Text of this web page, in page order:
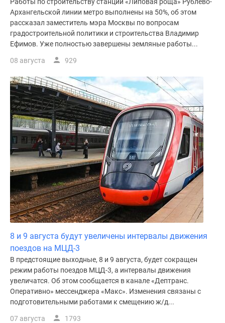
поселки
водоема
Коттеджные
поселки
ипотеку
Бизнес-
центры
Коттеджи
Скидки
акции
Макс
Архангельской линии метро выполнены на 50%, об этом
рассказал заместитель мэра Москвы по вопросам
градостроительной политики и строительства Владимир
Ефимов. Уже полностью завершены земляные работы...
08 августа 929
8 и 9 августа будут увеличены интервалы движения
поездов на МЦД-3
В предстоящие выходные, 8 и 9 августа, будет сокращен
режим работы поездов МЦД-3, а интервалы движения
увеличатся. Об этом сообщается в канале «Дептранс.
Оперативно» мессенджера «Макс». Изменения связаны с
подготовительными работами к смещению ж/д...
07 августа 1793